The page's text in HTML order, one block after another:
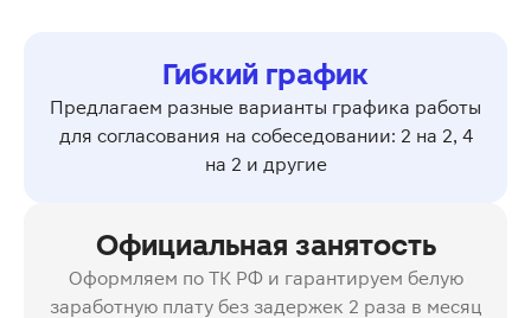
Гибкий график
Предлагаем разные варианты графика работы
для согласования на собеседовании: 2 на 2, 4
на 2 и другие
Официальная занятость
Оформляем по ТК РФ и гарантируем белую
заработную плату без задержек 2 раза в месяц